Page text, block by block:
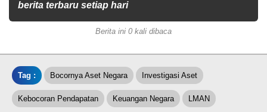
berita terbaru setiap hari
Berita ini 0 kali dibaca
Tag : Bocornya Aset Negara Investigasi Aset
Kebocoran Pendapatan Keuangan Negara LMAN